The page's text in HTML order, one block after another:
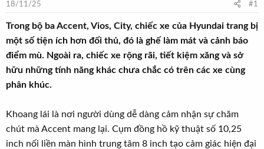
t
a
r
e
r
đ
ầ
18/11/25 #1
Trong bộ ba Accent, Vios, City, chiếc xe của Hyundai trang bị
một số tiện ích hơn đối thủ, đó là ghế làm mát và cảnh báo
điểm mù. Ngoài ra, chiếc xe rộng rãi, tiết kiệm xăng và sở
hữu những tính năng khác chưa chắc có trên các xe cùng
phân khúc.
Khoang lái là nơi người dùng dễ dàng cảm nhận sự chăm
chút mà Accent mang lại. Cụm đồng hồ kỹ thuật số 10,25
inch nối liền màn hình trung tâm 8 inch tạo cảm giác hiện đại